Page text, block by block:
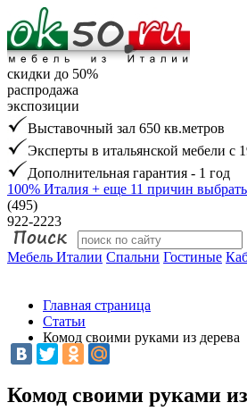
скидки до 50%
распродажа
экспозиции
Выставочный зал 650 кв.метров
Эксперты в итальянской мебели с
Дополнительная гарантия - 1 год
100% Италия + еще 11 причин
(495)
922-2223
Мебель Италии Спальни Гостиные
Главная страница
Статьи
Комод своими руками из дерева
Комод своими руками